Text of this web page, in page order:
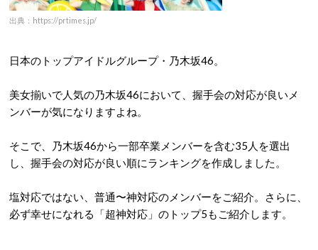
出典：https://prtimes.jp/
日本のトップアイドルグループ・乃木坂46。
美女揃いで人気の乃木坂46において、握手会の対応が良いメ
ンバーが気になりますよね。
そこで、乃木坂46から一部卒業メンバーを含む35人を選出
し、握手会の対応が良い順にランキングを作成しました。
塩対応ではない、普通〜神対応のメンバーをご紹介。さらに、
必ず幸せになれる「超神対応」のトップ5もご紹介します。